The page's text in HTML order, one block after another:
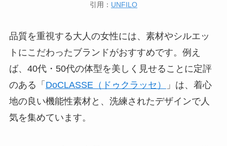
引用： UNFILO
品質を重視する大人の女性には、素材やシルエッ
トにこだわったブランドがおすすめです。例え
ば、40代・50代の体型を美しく見せることに定評
のある「 DoCLASSE（ドゥクラッセ）
」は、着心
地の良い機能性素材と、洗練されたデザインで人
気を集めています。